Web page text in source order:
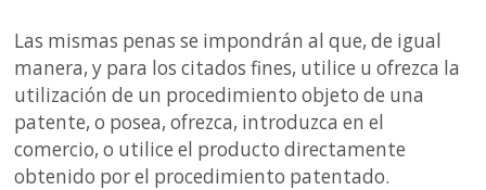
Las mismas penas se impondrán al que, de igual
manera, y para los citados fines, utilice u ofrezca la
utilización de un procedimiento objeto de una
patente, o posea, ofrezca, introduzca en el
comercio, o utilice el producto directamente
obtenido por el procedimiento patentado.